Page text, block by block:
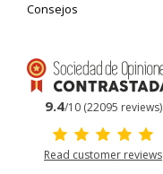
Consejos
9.4/10 (22095 reviews)
Read customer reviews